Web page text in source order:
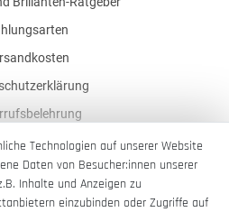
AGBTechnologien auf unserer Website
Daten von Besucher:innen unserer
Inhalte und Anzeigen zu
einzubinden oder Zugriffe auf